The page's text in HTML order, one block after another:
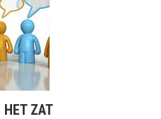
HET ZAT